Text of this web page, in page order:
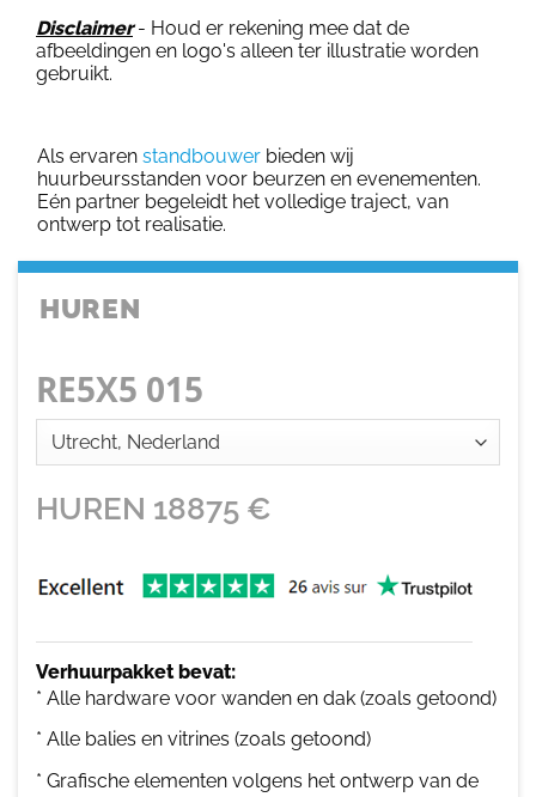
Disclaimer- Houd er rekening mee dat de
afbeeldingen en logo's alleen ter illustratie worden
gebruikt.
Als ervaren standbouwer bieden wij
huurbeursstanden voor beurzen en evenementen.
Eén partner begeleidt het volledige traject, van
ontwerp tot realisatie.
HUREN
RE5X5 015
HUREN 18875 €
Verhuurpakket bevat:
* Alle hardware voor wanden en dak (zoals getoond)
* Alle balies en vitrines (zoals getoond)
* Grafische elementen volgens het ontwerp van de